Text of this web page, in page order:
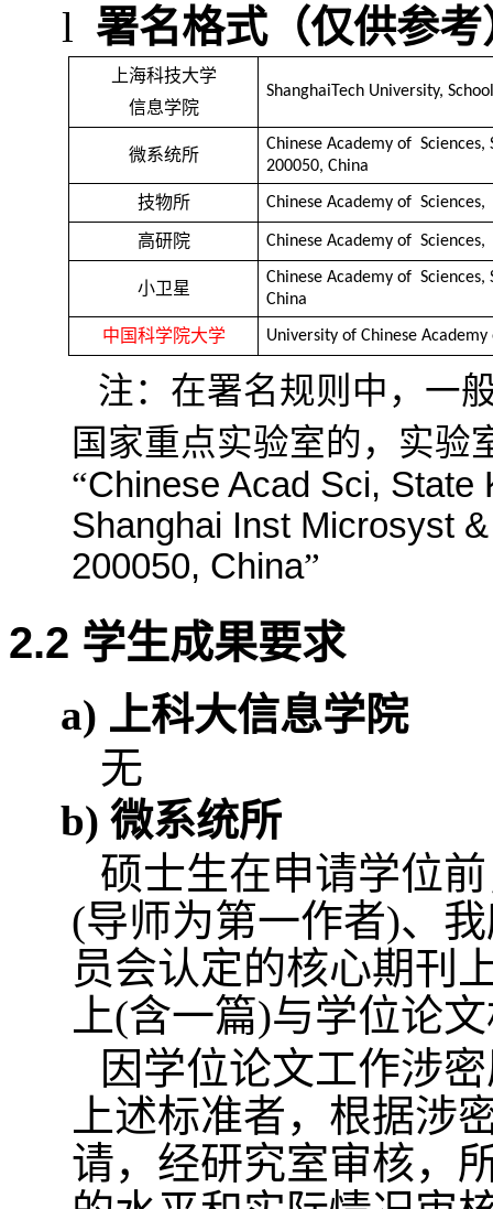
l 署名格式（仅供参考
上海科技大学
信息学院
ShanghaiTech University,
微系统所
Chinese Academy of
200050, China
技物所 Chinese Academy of
高研院 Chinese Academy of
小卫星
Chinese Academy of
China
中国科学院大学 University of Chinese Academy
注：在署名规则中，一
国家重点实验室的，实验
“Chinese Acad Sci, State
Shanghai Inst Microsyst
200050, China”
2.2 学生成果要求
a) 上科大信息学院
无
b)微系统所
硕士生在申请学位
(导师为第一作者)、
员会认定的核心期刊
上(含一篇)与学位论
因学位论文工作涉
上述标准者，根据涉
请，经研究室审核，